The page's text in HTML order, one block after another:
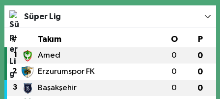
Süper Lig
# Takım O P
1 Amed 0 0
2 Erzurumspor FK 0 0
3 Başakşehir 0 0